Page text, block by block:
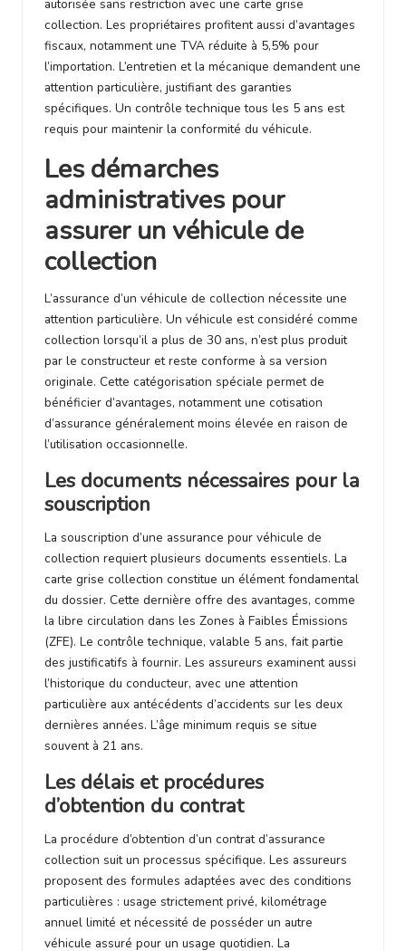
autorisée sans restriction avec une carte grise
collection. Les propriétaires profitent aussi d’avantages
fiscaux, notamment une TVA réduite à 5,5% pour
l’importation. L’entretien et la mécanique demandent une
attention particulière, justifiant des garanties
spécifiques. Un contrôle technique tous les 5 ans est
requis pour maintenir la conformité du véhicule.
Les démarches
administratives pour
assurer un véhicule de
collection
L’assurance d’un véhicule de collection nécessite une
attention particulière. Un véhicule est considéré comme
collection lorsqu’il a plus de 30 ans, n’est plus produit
par le constructeur et reste conforme à sa version
originale. Cette catégorisation spéciale permet de
bénéficier d’avantages, notamment une cotisation
d’assurance généralement moins élevée en raison de
l’utilisation occasionnelle.
Les documents nécessaires pour la
souscription
La souscription d’une assurance pour véhicule de
collection requiert plusieurs documents essentiels. La
carte grise collection constitue un élément fondamental
du dossier. Cette dernière offre des avantages, comme
la libre circulation dans les Zones à Faibles Émissions
(ZFE). Le contrôle technique, valable 5 ans, fait partie
des justificatifs à fournir. Les assureurs examinent aussi
l’historique du conducteur, avec une attention
particulière aux antécédents d’accidents sur les deux
dernières années. L’âge minimum requis se situe
souvent à 21 ans.
Les délais et procédures
d’obtention du contrat
La procédure d’obtention d’un contrat d’assurance
collection suit un processus spécifique. Les assureurs
proposent des formules adaptées avec des conditions
particulières : usage strictement privé, kilométrage
annuel limité et nécessité de posséder un autre
véhicule assuré pour un usage quotidien. La